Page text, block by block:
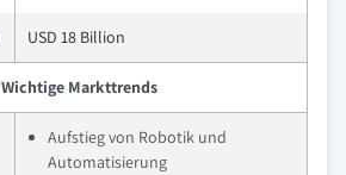
USD 18 Billion
Wichtige Markttrends
Aufstieg von Robotik und
Automatisierung